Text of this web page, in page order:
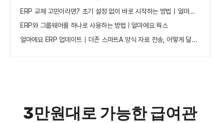
ERP 교체 고민이라면? 초기 설정 없이 바로 시작하는 방법｜얼마에요 ERP
ERP와 그룹웨어를 하나로 사용하는 방법 | 얼마에요 웍스
얼마에요 ERP 업데이트｜더존 스마트A 양식 자료 전송, 어떻게 달라졌나요?
3만원대로 가능한 급여관